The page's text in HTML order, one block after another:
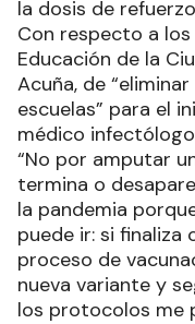
la dosis de
Con respecto a
Educación de la
Acuña, de
escuelas” para el
médico
“No por amputar
termina o
la pandemia
puede ir: si finaliza
proceso de
nueva variante y
los protocolos me